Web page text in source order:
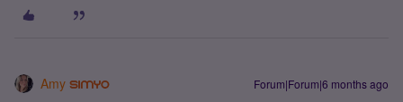
Amy Forum|Forum|6 months ago